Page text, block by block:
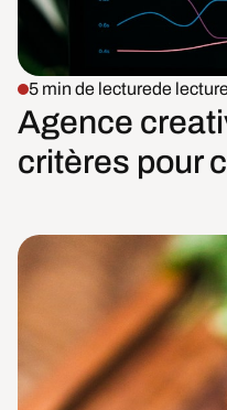
5 min de lecturede
Agence
critères pour